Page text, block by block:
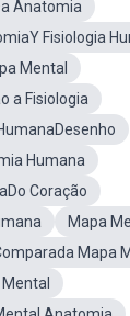
Anatomia
Fisiologia
Mental
a Fisiologia
Humana
Coração
Mapa
Mapa